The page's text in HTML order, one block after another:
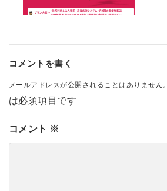
コメントを書く
メールアドレスが公開されることはありません。
は必須項目です
コメント ※